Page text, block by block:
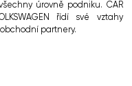
úrovně podniku. CAR
řídí své vztahy
partnery.